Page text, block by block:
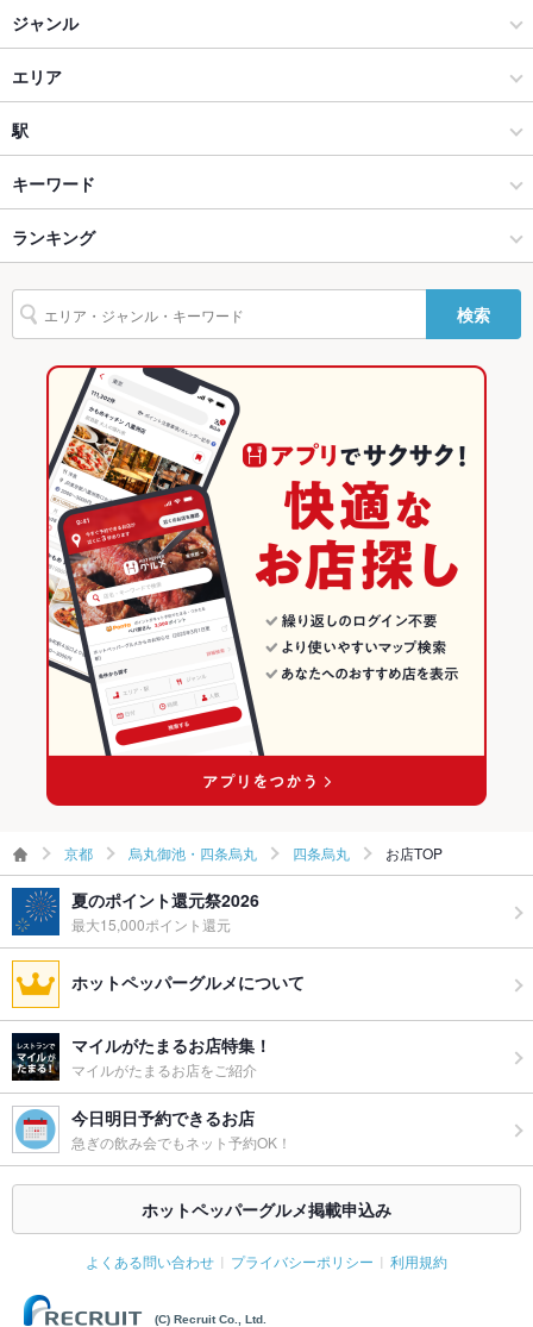
貸切
設備
Wi-Fi
ー
駐車場
TV・プロジ
ェクタ
あり
その他設備
カウンター席コンセントあり（その他の席はお問い合わせくだ
さい）
その他
飲み放題 あり
食べ放題 あり
カクテル充実、ワイン充実
お子様連れ お子様連れOK
ー二次会
－
お祝い・サ
応
可
備考 ※2時間制となる場合がございます。
ジャンル
イタリアン・フレンチ
イタリアン
烏丸御池・四条烏丸 × イタリアン・フレンチ
烏丸御池・四条烏丸 × イタリアン
烏丸駅 × イタリアン・フレンチ
烏丸駅 × イタリアン
ダイニングバー・バル
スペインバル・イタリアンバール
烏丸御池・四条烏丸 × ダイニングバー・バル
烏丸御池・四条烏丸 × スペインバル・イタリアンバール
烏丸駅 × ダイニングバー・バル
烏丸駅 × スペインバル・イタリアンバール
エリア
四条烏丸
四条烏丸 × イタリアン・フレンチ
四条烏丸 × イタリアン
四条烏丸 × ダイニングバー・バル
四条烏丸 × スペインバル・イタリアンバール
京都 × イタリアン・フレンチ
京都 × イタリアン
京都 × ダイニングバー・バル
京都 × スペインバル・イタリアンバール
駅
烏丸駅
烏丸御池駅
四条駅
キーワード
エビ料理
パスタ カルボナーラ ペペロンチーノ
チーズケーキ ジェラート
ランキング
京都のグルメランキング
京都のイタリアン・フレンチランキング
京都のイタリアンランキング
烏丸御池・四条烏丸のグルメランキング
烏丸御池・四条烏丸のイタリアン・フレンチランキング
烏丸御池・四条烏丸のイタリアンランキング
四条烏丸のグルメランキング
四条烏丸のイタリアン・フレンチランキング
四条烏丸のイタリアンランキング
検索
京都 烏丸御池・四条烏丸 四条烏丸 お店TOP
夏のポイント還元祭2026
最大15,000ポイント還元
ホットペッパーグルメについて
マイルがたまるお店特集！
マイルがたまるお店をご紹介
今日明日予約できるお店
急ぎの飲み会でもネット予約OK！
ホットペッパーグルメ掲載申込み
よくある問い合わせ プライバシーポリシー 利用規約
(C) Recruit Co., Ltd.